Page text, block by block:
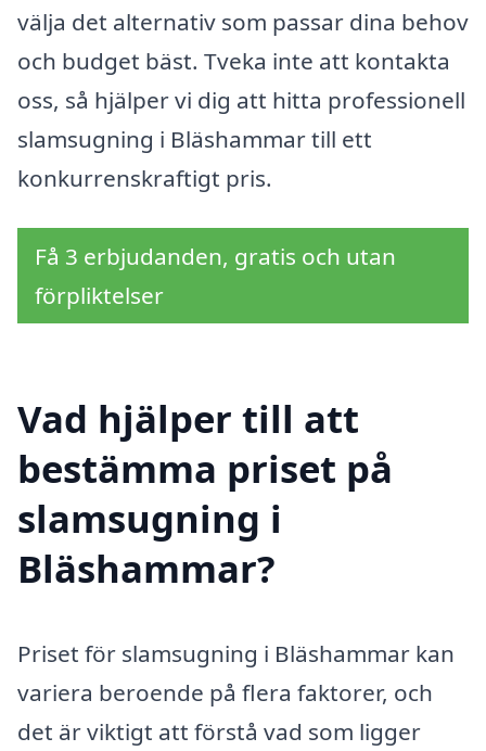
välja det alternativ som passar dina behov
och budget bäst. Tveka inte att kontakta
oss, så hjälper vi dig att hitta professionell
slamsugning i Bläshammar till ett
konkurrenskraftigt pris.
Få 3 erbjudanden, gratis och utan
förpliktelser
Vad hjälper till att
bestämma priset på
slamsugning i
Bläshammar?
Priset för slamsugning i Bläshammar kan
variera beroende på flera faktorer, och
det är viktigt att förstå vad som ligger